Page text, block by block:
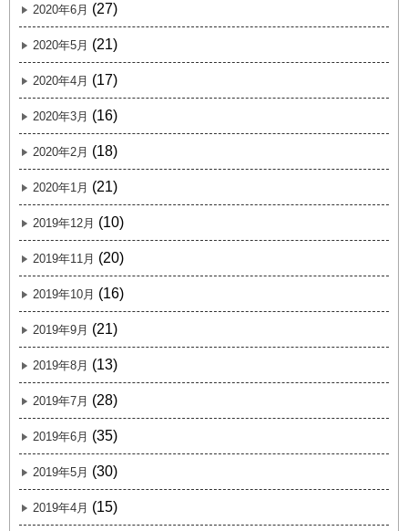
2020年6月 (27)
2020年5月 (21)
2020年4月 (17)
2020年3月 (16)
2020年2月 (18)
2020年1月 (21)
2019年12月 (10)
2019年11月 (20)
2019年10月 (16)
2019年9月 (21)
2019年8月 (13)
2019年7月 (28)
2019年6月 (35)
2019年5月 (30)
2019年4月 (15)